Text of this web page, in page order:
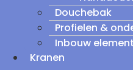
Douchebak
Profielen &
Inbouw
Kranen